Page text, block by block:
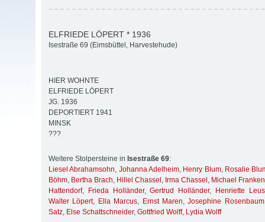
ELFRIEDE LÖPERT * 1936
Isestraße 69 (Eimsbüttel, Harvestehude)
HIER WOHNTE
ELFRIEDE LÖPERT
JG. 1936
DEPORTIERT 1941
MINSK
???
Weitere Stolpersteine in Isestraße 69:
Liesel Abrahamsohn, Johanna Adelheim, Henry Blum, Rosalie
Böhm, Bertha Brach, Hillel Chassel , Irma Chassel , Michael
Hattendorf, Frieda Holländer,Gertrud Holländer,
Henriette
Walter Löpert, Ella Marcus, Ernst Maren,Josephine Rosenbaum
Satz, Else Schattschneider, Gottfried Wolff, Lydia Wolff